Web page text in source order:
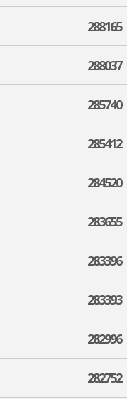
288165
288037
285740
285412
284520
283655
283396
283393
282996
282752